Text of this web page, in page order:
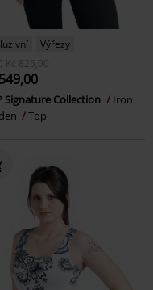
Výřezy
Kč 825,00
Signature Collection
Iron
Top